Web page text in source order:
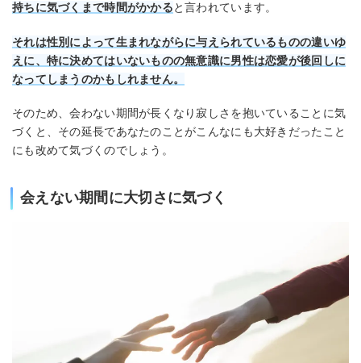
持ちに気づくまで時間がかかると言われています。
それは性別によって生まれながらに与えられているものの違いゆ
えに、特に決めてはいないものの無意識に男性は恋愛が後回しに
なってしまうのかもしれません。
そのため、会わない期間が長くなり寂しさを抱いていることに気
づくと、その延長であなたのことがこんなにも大好きだったこと
にも改めて気づくのでしょう。
会えない期間に大切さに気づく